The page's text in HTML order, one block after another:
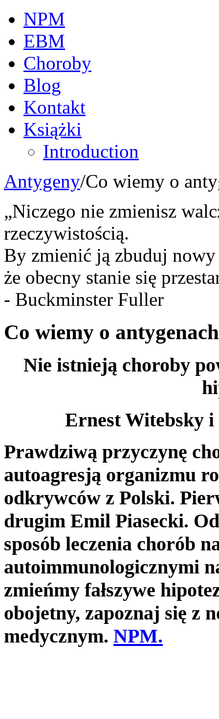
NPM
EBM
Choroby
Blog
Kontakt
Książki
Introduction
Antygeny/Co wiemy o
„Niczego nie zmienisz
rzeczywistością.
By zmienić ją zbuduj
że obecny stanie się
- Buckminster Fuller
Co wiemy o
Nie istnieją choroby
Ernest Witebsky
Prawdziwą przyczynę
autoagresją organizmu
odkrywców z Polski.
drugim Emil Piasecki.
sposób leczenia chorób
autoimmunologicznymi
zmieńmy fałszywe
obojetny, zapoznaj się z
medycznym. NPM.